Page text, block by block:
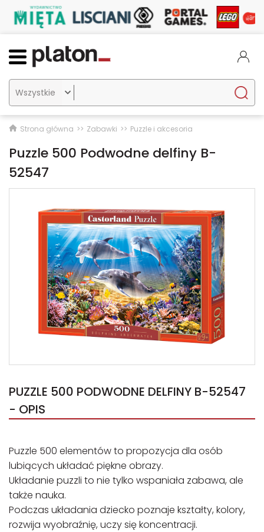

Strona główna Zabawki Puzzle i akcesoria
Puzzle 500 Podwodne delfiny B-
52547
PUZZLE 500 PODWODNE DELFINY B-52547
- OPIS
Puzzle 500 elementów to propozycja dla osób
lubiących układać piękne obrazy.
Układanie puzzli to nie tylko wspaniała zabawa, ale
także nauka.
Podczas układania dziecko poznaje kształty, kolory,
rozwija wyobraźnię, uczy się koncentracji.